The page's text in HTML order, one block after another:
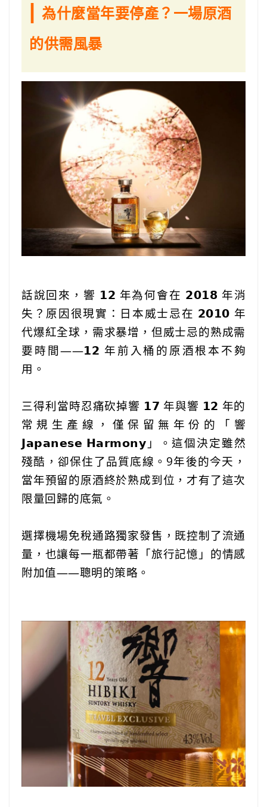
| 為什麼當年要停產？一場原酒
的供需風暴
話說回來，響 𝟭𝟮 年為何會在 𝟮𝟬𝟭𝟴 年消
失？原因很現實：日本威士忌在 𝟮𝟬𝟭𝟬 年
代爆紅全球，需求暴增，但威士忌的熟成需
要時間——𝟭𝟮 年前入桶的原酒根本不夠
用。
三得利當時忍痛砍掉響 𝟭𝟳 年與響 𝟭𝟮 年的
常規生產線，僅保留無年份的「響
𝗝𝗮𝗽𝗮𝗻𝗲𝘀𝗲 𝗛𝗮𝗿𝗺𝗼𝗻𝘆」。這個決定雖然
殘酷，卻保住了品質底線。9年後的今天，
當年預留的原酒終於熟成到位，才有了這次
限量回歸的底氣。
選擇機場免稅通路獨家發售，既控制了流通
量，也讓每一瓶都帶著「旅行記憶」的情感
附加值——聰明的策略。